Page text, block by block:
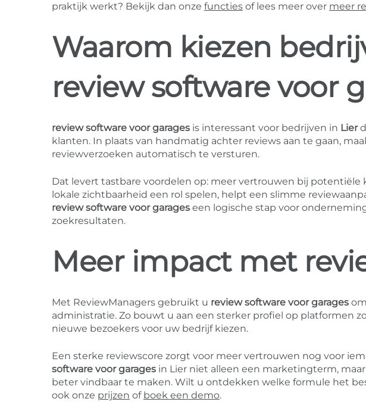
praktijk werkt? Bekijk dan onze functies of lees meer over meer
Waarom kiezen
review software voor
review software voor garages is interessant voor bedrijven in Lier
klanten. In plaats van handmatig achter reviews aan te gaan,
reviewverzoeken automatisch te versturen.
Dat levert tastbare voordelen op: meer vertrouwen bij potentiële
lokale zichtbaarheid een rol spelen, helpt een slimme
review software voor garages een logische stap voor
zoekresultaten.
Meer impact met
Met ReviewManagers gebruikt u review software voor garages
administratie. Zo bouwt u aan een sterker profiel op platformen
nieuwe bezoekers voor uw bedrijf kiezen.
Een sterke reviewscore zorgt voor meer vertrouwen nog voor
software voor garages in Lier niet alleen een marketingterm,
beter vindbaar te maken. Wilt u ontdekken welke formule het
ook onze prijzen of boek een demo.